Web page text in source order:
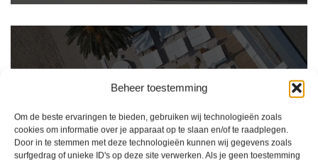
Beheer toestemming
Om de beste ervaringen te bieden, gebruiken wij technologieën zoals
cookies om informatie over je apparaat op te slaan en/of te raadplegen.
Door in te stemmen met deze technologieën kunnen wij gegevens zoals
surfgedrag of unieke ID's op deze site verwerken. Als je geen toestemming